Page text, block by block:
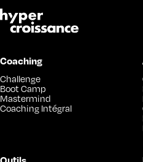
Coaching
Challenge
Boot Camp
Mastermind
Coaching Intégral